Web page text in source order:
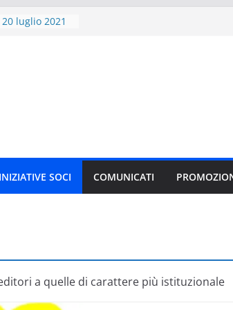
luglio 2021
20 anni
per
2021
E GLI
il nuovo
Rowling in
INIZIATIVE SOCI COMUNICATI
a quelle di carattere più istituzionale